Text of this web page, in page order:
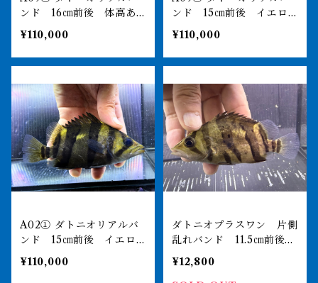
ンド 16㎝前後 体高あ
ります シミなし
¥110,000
ンド 15㎝前後 イエロ
ー シミなし
¥110,000
A02① ダトニオリアルバ
ンド 15㎝前後 イエロ
ー シミなし
¥110,000
ダトニオプラスワン 片側
乱れバンド 11.5㎝前後
おとひめ食べます
¥12,800